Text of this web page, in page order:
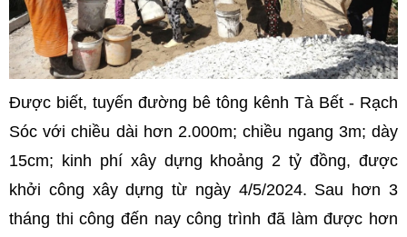
Được biết, tuyến đường bê tông kênh Tà Bết - Rạch
Sóc với chiều dài hơn 2.000m; chiều ngang 3m; dày
15cm; kinh phí xây dựng khoảng 2 tỷ đồng, được
khởi công xây dựng từ ngày 4/5/2024. Sau hơn 3
tháng thi công đến nay công trình đã làm được hơn